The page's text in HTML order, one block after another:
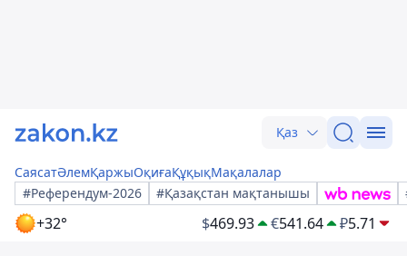
Қаз
СаясатӘлемҚаржыОқиғаҚұқықМақалалар
#Референдум-2026
#Қазақстан мақтанышы
+32° $469.93 €541.64 ₽5.71